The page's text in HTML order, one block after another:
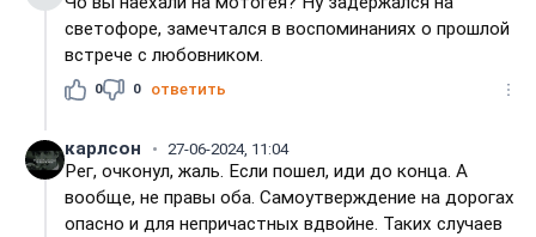
светофоре, замечтался в воспоминаниях о прошлой
встрече с любовником.
0 0 ответить
карлсон 27-06-2024, 11:04
Рег, очконул, жаль. Если пошел, иди до конца. А
вообще, не правы оба. Самоутверждение на дорогах
опасно и для непричастных вдвойне. Таких случаев